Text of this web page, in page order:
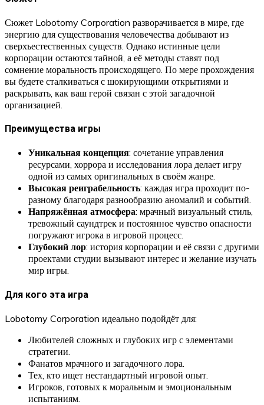
Сюжет Lobotomy Corporation разворачивается в мире, где
энергию для существования человечества добывают из
сверхъестественных существ. Однако истинные цели
корпорации остаются тайной, а её методы ставят под
сомнение моральность происходящего. По мере прохождения
вы будете сталкиваться с шокирующими открытиями и
раскрывать, как ваш герой связан с этой загадочной
организацией.
Преимущества игры
Уникальная концепция: сочетание управления
ресурсами, хоррора и исследования лора делает игру
одной из самых оригинальных в своём жанре.
Высокая реиграбельность: каждая игра проходит по-
разному благодаря разнообразию аномалий и событий.
Напряжённая атмосфера: мрачный визуальный стиль,
тревожный саундтрек и постоянное чувство опасности
погружают игрока в игровой процесс.
Глубокий лор: история корпорации и её связи с другими
проектами студии вызывают интерес и желание изучать
мир игры.
Для кого эта игра
Lobotomy Corporation идеально подойдёт для:
Любителей сложных и глубоких игр с элементами
стратегии.
Фанатов мрачного и загадочного лора.
Тех, кто ищет нестандартный игровой опыт.
Игроков, готовых к моральным и эмоциональным
испытаниям.